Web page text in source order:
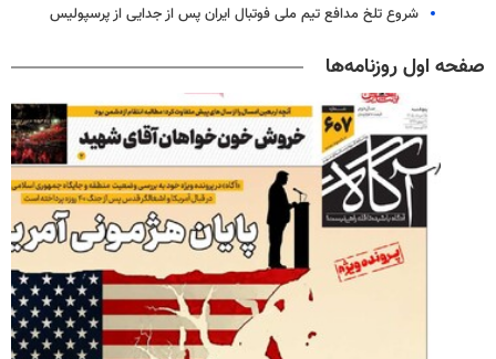
شروع تلخ مدافع تیم ملی فوتبال ایران پس از جدایی از پرسپولیس
صفحه اول روزنامه‌ها